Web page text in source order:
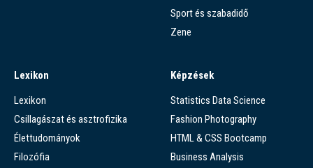
Sport és szabadidő
Zene
Lexikon
Lexikon
Csillagászat és asztrofizika
Élettudományok
Filozófia
Képzések
Statistics Data Science
Fashion Photography
HTML & CSS Bootcamp
Business Analysis